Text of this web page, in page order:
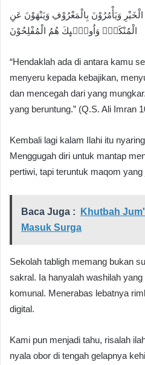
وَيَأْمُرُوْنَ بِالْمَعْرُوْفِ وَيَنْهَوْنَ عَنِ
الْمُنْكَرِۗ وَاُولٰۤىِٕكَ هُمُ الْمُفْلِحُوْنَ
“Hendaklah ada di antara kamu
menyeru kepada kebajikan,
dan mencegah dari yang
yang beruntung.” (Q.S. Ali Imran
Kembali lagi kalam Ilahi itu
Menggugah diri untuk mantap
pertiwi, tapi teruntuk maqom yang
Baca Juga :
Khutbah
Masuk Surga
Sekolah tabligh memang bukan
sakral. Ia hanyalah washilah
komunal. Menerabas lebatnya
digital.
Kami pun menjadi tahu, risalah
nyala obor di tengah gelapnya